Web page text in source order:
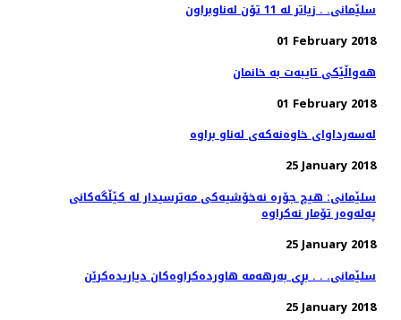
سلێمانی. . زیاتر له‌ 11 تۆن له‌ناوبراون
01 February 2018
هه‌واڵێكی تایبه‌ت به‌ خانمان
01 February 2018
25 January 2018
سلێمانی: هیچ جۆره‌ نه‌خۆشیه‌كی مه‌ترسیدار له‌ كێڵگه‌كانی
25 January 2018
سلێمانی. . . بڕی به‌رهه‌مه‌ هاورده‌كراوه‌كان دیاریده‌كرێن
25 January 2018